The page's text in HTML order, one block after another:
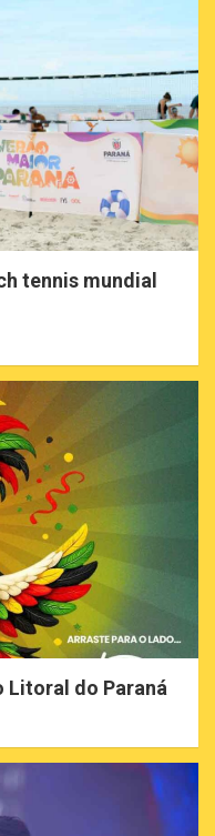
tennis mundial
Litoral do Paraná